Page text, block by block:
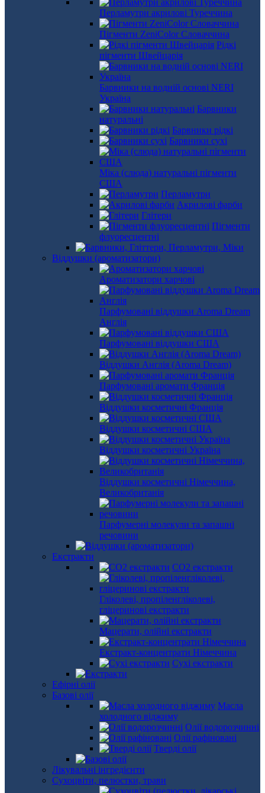
Перламутри акрилові Туреччина
Пігменти ZeniColor Словаччина
Рідкі
пігменти Швейцарія
Барвники на водній основі NERI
Україна
Барвники
натуральні
Барвники рідкі
Барвники сухі
Міка (слюда) натуральні пігменти
США
Перламутри
Акрилові фарби
Глітери
Пігменти
флуоресцентні
Віддушки (ароматизатори)
Ароматизатори харчові
Парфумовані віддушки Aroma Dream
Англія
Парфумовані віддушки США
Віддушки Англія (Aroma Dream)
Парфумовані аромати Франція
Віддушки косметичні Франція
Віддушки косметичні США
Віддушки косметичні Україна
Віддушки косметичні Німеччина,
Великобританія
Парфумерні молекули та запашні
речовини
Екстракти
СО2 екстракти
Гліколеві, пропіленгліколеві,
гліцеринові екстракти
Мацерати, олійні екстракти
Екстракт-концентрати Німеччина
Сухі екстракти
Ефірні олії
Базові олії
Масла
холодного віджиму
Олії водорозчинні
Олії рафіновані
Тверді олії
Лікувальні інгредієнти
Сухоцвіти, пелюстки, трави